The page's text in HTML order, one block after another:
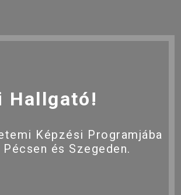
Hallgató!
Képzési Programjába
és Szegeden.